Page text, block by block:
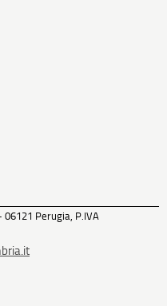
Perugia, P.IVA